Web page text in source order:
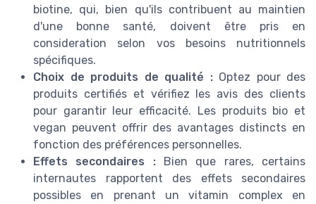
biotine, qui, bien qu'ils contribuent au maintien
d'une bonne santé, doivent être pris en
consideration selon vos besoins nutritionnels
spécifiques.
Choix de produits de qualité :Optez pour des
produits certifiés et vérifiez les avis des clients
pour garantir leur efficacité. Les produits bio et
vegan peuvent offrir des avantages distincts en
fonction des préférences personnelles.
Effets secondaires :Bien que rares, certains
internautes rapportent des effets secondaires
possibles en prenant un vitamin complex en